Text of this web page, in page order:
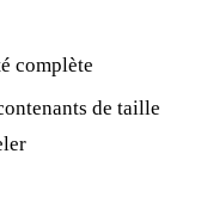
complète
de taille